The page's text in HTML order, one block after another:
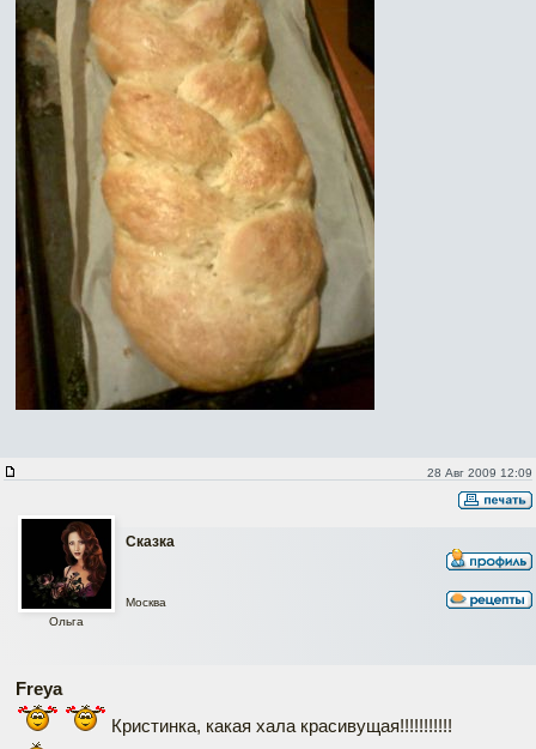
28 Авг 2009 12:09
Сказка
Ольга
Москва
Freya
Кристинка, какая хала красивущая!!!!!!!!!!!